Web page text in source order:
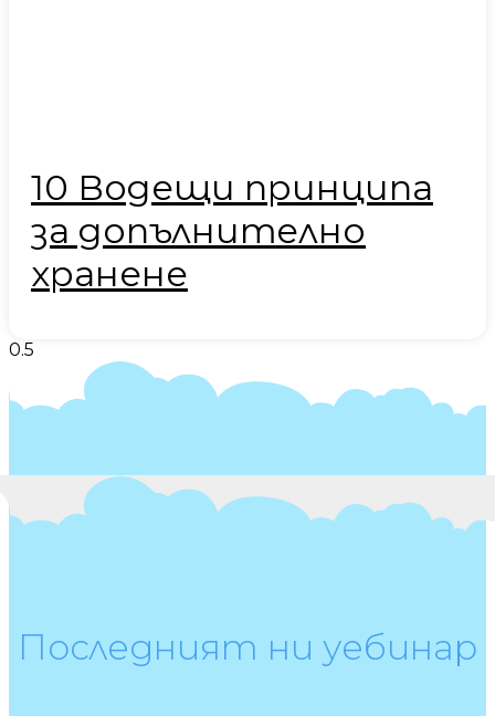
10 Водещи принципа
за допълнително
хранене
Последният ни уебинар